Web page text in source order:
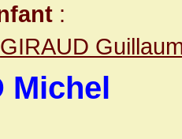
:
GIRAUD
Michel